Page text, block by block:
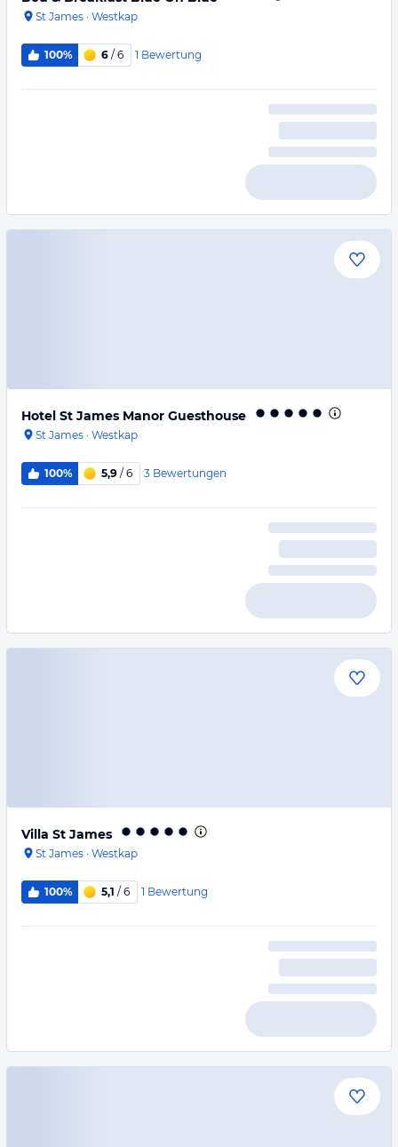
St James · Westkap
100% 6 / 6 1 Bewertung
Hotel St James Manor Guesthouse
St James · Westkap
100% 5,9 / 6 3 Bewertungen
Villa St James
St James · Westkap
100% 5,1 / 6 1 Bewertung